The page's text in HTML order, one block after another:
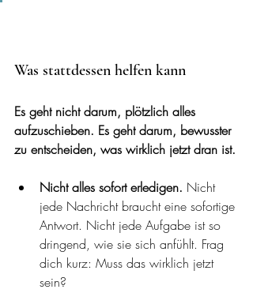
Was stattdessen helfen kann
Es geht nicht darum, plötzlich alles
aufzuschieben. Es geht darum, bewusster
zu entscheiden, was wirklich jetzt dran ist.
Nicht alles sofort erledigen. Nicht
jede Nachricht braucht eine sofortige
Antwort. Nicht jede Aufgabe ist so
dringend, wie sie sich anfühlt. Frag
dich kurz: Muss das wirklich jetzt
sein?